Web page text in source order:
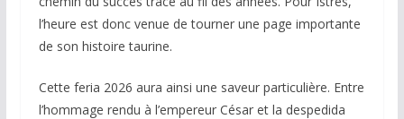
l’heure est donc venue de tourner une page importante
de son histoire taurine.
Cette feria 2026 aura ainsi une saveur particulière. Entre
l’hommage rendu à l’empereur César et la despedida